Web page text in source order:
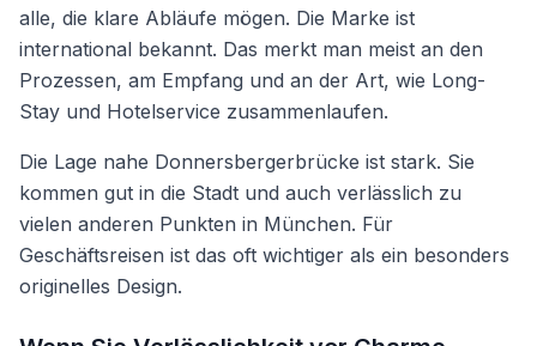
alle, die klare Abläufe mögen. Die Marke ist
international bekannt. Das merkt man meist an den
Prozessen, am Empfang und an der Art, wie Long-
Stay und Hotelservice zusammenlaufen.
Die Lage nahe Donnersbergerbrücke ist stark. Sie
kommen gut in die Stadt und auch verlässlich zu
vielen anderen Punkten in München. Für
Geschäftsreisen ist das oft wichtiger als ein besonders
originelles Design.